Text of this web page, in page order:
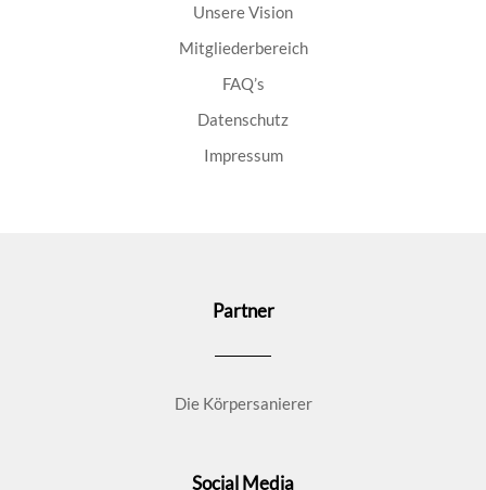
Unsere Vision
Mitgliederbereich
FAQ’s
Datenschutz
Impressum
Partner
Die Körpersanierer
Social Media